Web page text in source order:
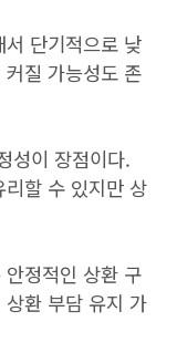
단기적으로 낮
질 가능성도 존
성이 장점이다.
할 수 있지만 상
정적인 상환 구
환 부담 유지 가